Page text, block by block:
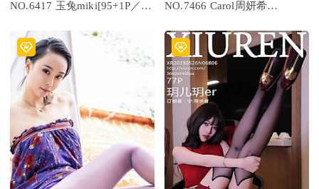
NO.6417 玉兔miki[95+1P／
NO.7466 Carol周妍希